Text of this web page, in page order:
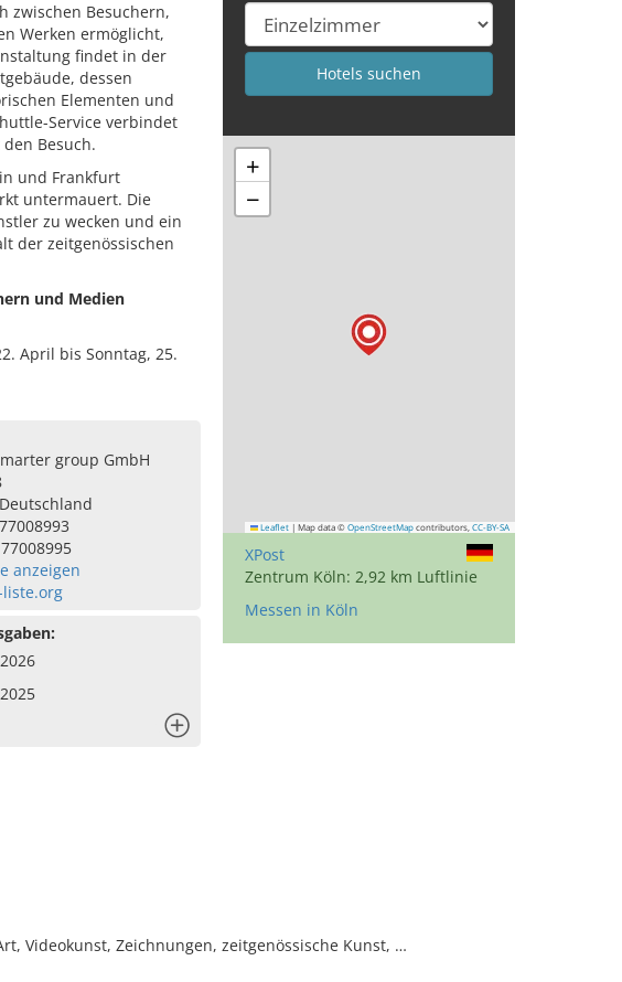
zwischen Besuchern,
Werken ermöglicht,
findet in der
dessen
Elementen und
Service verbindet
Besuch.
und Frankfurt
untermauert. Die
zu wecken und ein
der zeitgenössischen
und Medien
April bis Sonntag, 25.
group GmbH
anzeigen
+
−
Leaflet | Map data © OpenStreetMap contributors, CC-BY-SA
XPost
Zentrum Köln: 2,92 km Luftlinie
Messen in Köln
Videokunst, Zeichnungen, zeitgenössische Kunst, …